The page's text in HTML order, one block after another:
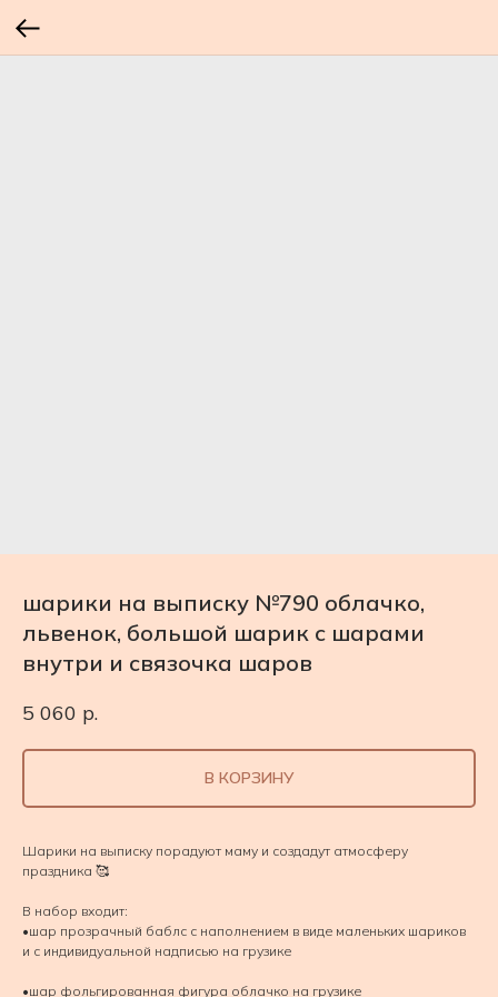
шарики на выписку №790 облачко,
львенок, большой шарик с шарами
внутри и связочка шаров
5 060 р.
В КОРЗИНУ
Шарики на выписку порадуют маму и создадут атмосферу
праздника 🥰
В набор входит:
•шар прозрачный баблс с наполнением в виде маленьких шариков
и с индивидуальной надписью на грузике
•шар фольгированная фигура облачко на грузике